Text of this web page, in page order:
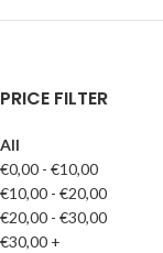
PRICE FILTER
All
€0,00 - €10,00
€10,00 - €20,00
€20,00 - €30,00
€30,00 +